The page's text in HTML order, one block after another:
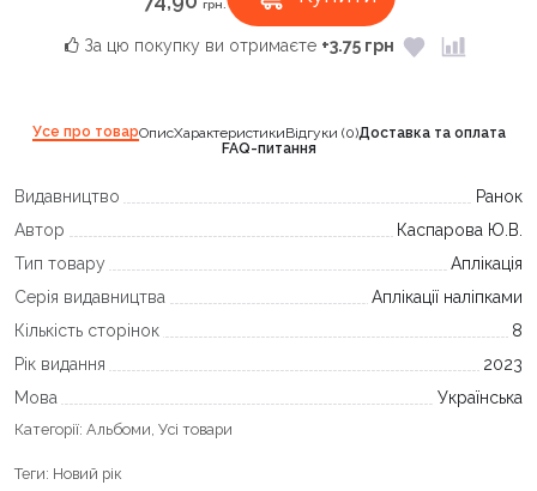
грн.
За цю покупку ви отримаєте +3.75 грн
Усе про товарОписХарактеристикиВідгуки (0)Доставка та оплата
FAQ-питання
Видавництво
Ранок
Автор
Каспарова Ю.В.
Тип товару
Аплікація
Серія видавництва
Аплікації наліпками
Кількість сторінок
8
Рік видання
2023
Мова
Українська
Категорії: Альбоми Усі товари
Теги: Новий рік